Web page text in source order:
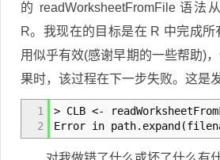
的 readWorksheetFromFile 语法
R。我现在的目标是在 R 中完成所
用似乎有效(感谢早期的一些帮助)
果时，该过程在下一步失败。这是
1
2
> CLB <-
Error in